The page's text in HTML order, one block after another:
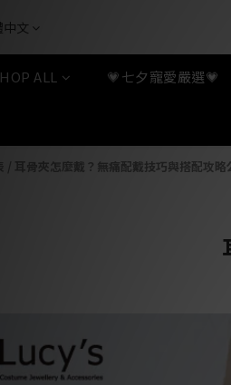
中文
ALL 💗七夕寵愛嚴選💗
耳骨夾怎麼戴？無痛配戴技巧與搭配攻略